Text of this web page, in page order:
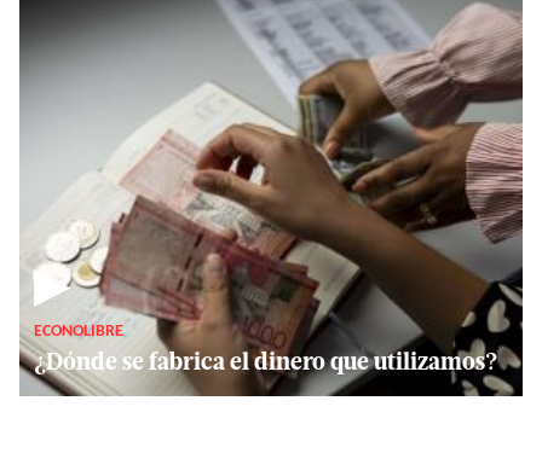
▶
ECONOLIBRE
¿Dónde se fabrica el dinero que utilizamos?